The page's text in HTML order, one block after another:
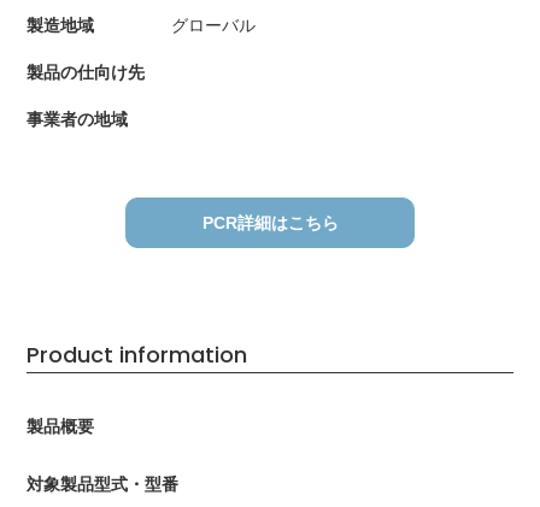
製造地域 グローバル
製品の仕向け先
事業者の地域
PCR詳細はこちら
Product information
製品概要
対象製品型式・型番